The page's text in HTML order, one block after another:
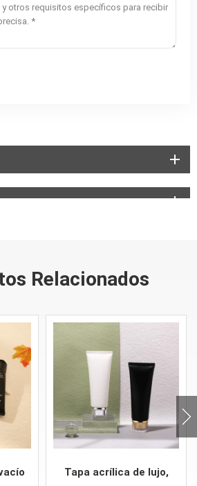
Relacionados
Tapa acrílica de lujo,